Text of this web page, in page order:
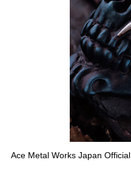
Ace Metal Works Japan Official